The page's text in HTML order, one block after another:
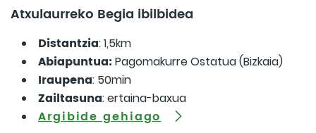
Atxulaurreko Begia ibilbidea
Distantzia: 1,5km
Abiapuntua: Pagomakurre Ostatua (Bizkaia)
Iraupena: 50min
Zailtasuna: ertaina-baxua
Argibide gehiago